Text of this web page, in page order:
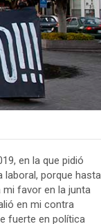
en la que pidió
laboral, porque hasta
favor en la junta
en mi contra
fuerte en política